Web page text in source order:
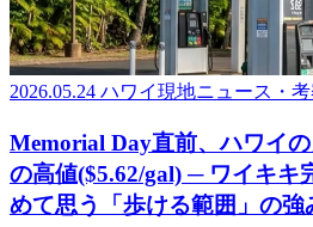
2026.05.24 ハワイ現地ニュース・考
Memorial Day直前、ハワイ
の高値($5.62/gal) ─ ワイキキ
めて思う「歩ける範囲」の強